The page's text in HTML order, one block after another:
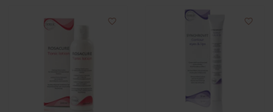
favorite_border favorite_border